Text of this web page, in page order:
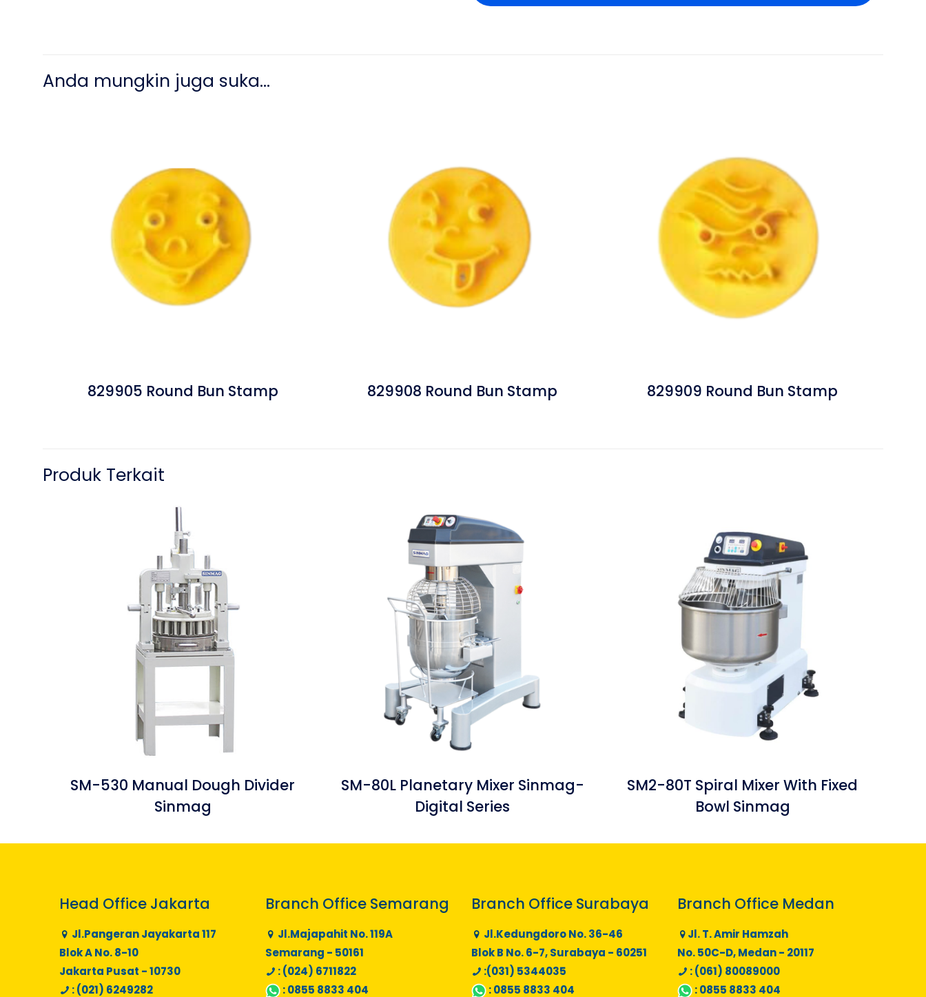
Anda mungkin juga suka…
829905 Round Bun Stamp 829908 Round Bun Stamp 829909 Round Bun Stamp
Produk Terkait
SM-530 Manual Dough Divider
Sinmag
SM-80L Planetary Mixer Sinmag-
Digital Series
SM2-80T Spiral Mixer With Fixed
Bowl Sinmag
Head Office Jakarta
Jl.Pangeran Jayakarta 117
Blok A No. 8-10
Jakarta Pusat - 10730
: (021) 6249282
Branch Office Semarang
Jl.Majapahit No. 119A
Semarang - 50161
: (024) 6711822
:0855 8833 404
Branch Office Surabaya
Jl.Kedungdoro No. 36-46
Blok B No. 6-7, Surabaya - 60251
:(031) 5344035
:0855 8833 404
Branch Office Medan
Jl. T. Amir Hamzah
No. 50C-D, Medan - 20117
: (061) 80089000
:0855 8833 404